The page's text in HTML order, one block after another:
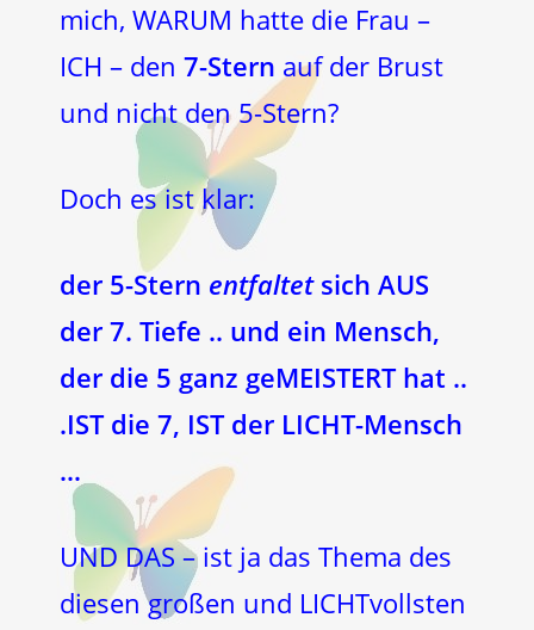
mich, WARUM hatte die Frau –
ICH – den 7-Stern auf der Brust
und nicht den 5-Stern?
Doch es ist klar:
der 5-Stern entfaltet sich AUS
der 7. Tiefe .. und ein Mensch,
der die 5 ganz geMEISTERT hat ..
.IST die 7, IST der LICHT-Mensch
…
UND DAS – ist ja das Thema des
diesen großen und LICHTvollsten